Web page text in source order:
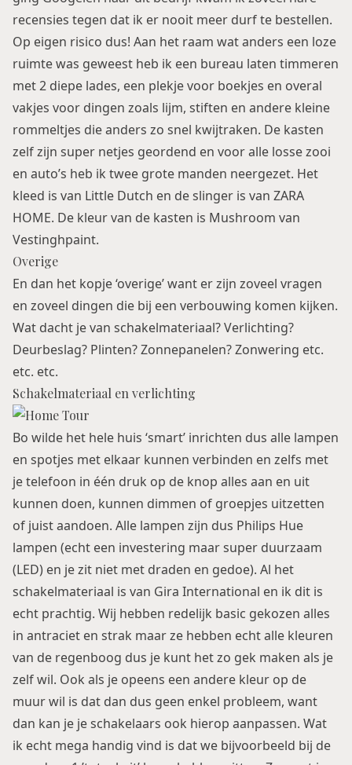
recensies tegen dat ik er nooit meer durf te bestellen.
Op eigen risico dus! Aan het raam wat anders een loze
ruimte was geweest heb ik een bureau laten timmeren
met 2 diepe lades, een plekje voor boekjes en overal
vakjes voor dingen zoals lijm, stiften en andere kleine
rommeltjes die anders zo snel kwijtraken. De kasten
zelf zijn super netjes geordend en voor alle losse zooi
en auto’s heb ik twee grote manden neergezet. Het
kleed is van Little Dutch en de slinger is van ZARA
HOME. De kleur van de kasten is Mushroom van
Vestinghpaint.
Overige
En dan het kopje ‘overige’ want er zijn zoveel vragen
en zoveel dingen die bij een verbouwing komen kijken.
Wat dacht je van schakelmateriaal? Verlichting?
Deurbeslag? Plinten? Zonnepanelen? Zonwering etc.
etc. etc.
Schakelmateriaal en verlichting
Bo wilde het hele huis ‘smart’ inrichten dus alle lampen
en spotjes met elkaar kunnen verbinden en zelfs met
je telefoon in één druk op de knop alles aan en uit
kunnen doen, kunnen dimmen of groepjes uitzetten
of juist aandoen. Alle lampen zijn dus Philips Hue
lampen (echt een investering maar super duurzaam
(LED) en je zit niet met draden en gedoe). Al het
schakelmateriaal is van Gira International en ik dit is
echt prachtig. Wij hebben redelijk basic gekozen alles
in antraciet en strak maar ze hebben echt alle kleuren
van de regenboog dus je kunt het zo gek maken als je
zelf wil. Ook als je opeens een andere kleur op de
muur wil is dat dan dus geen enkel probleem, want
dan kan je je schakelaars ook hierop aanpassen. Wat
ik echt mega handig vind is dat we bijvoorbeeld bij de